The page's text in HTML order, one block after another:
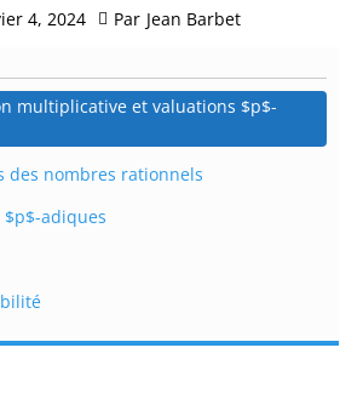
4, 2024 Par Jean Barbet
multiplicative et valuations $p$-
des nombres rationnels
$p$-adiques